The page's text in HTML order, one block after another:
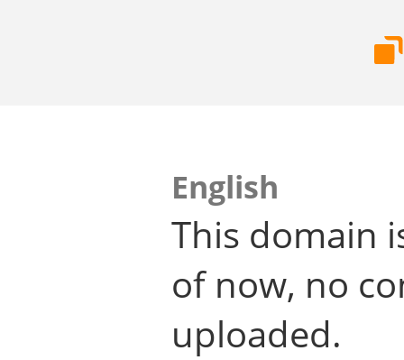
English
This domain
of now, no
uploaded.